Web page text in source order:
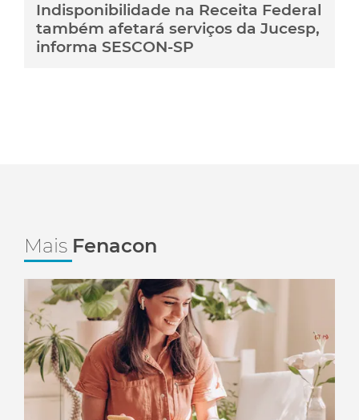
Indisponibilidade na Receita Federal
também afetará serviços da Jucesp,
informa SESCON-SP
Mais Fenacon